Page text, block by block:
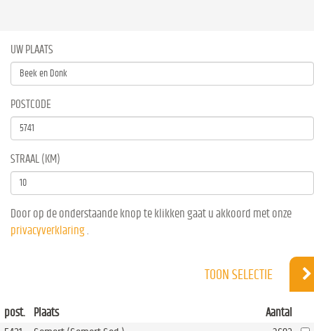
UW PLAATS
POSTCODE
STRAAL (KM)
Door op de onderstaande knop te klikken gaat u akkoord met onze
privacyverklaring
TOON SELECTIE
post. Plaats
Aantal